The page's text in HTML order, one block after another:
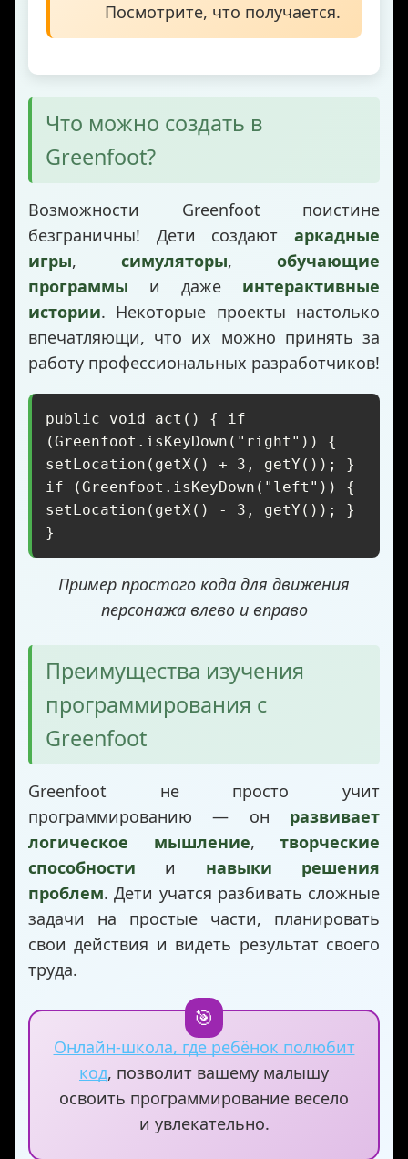
Посмотрите, что получается.
Что можно создать в
Greenfoot?
Возможности Greenfoot поистине
безграничны! Дети создают аркадные
игры, симуляторы, обучающие
программы и даже интерактивные
истории. Некоторые проекты настолько
впечатляющи, что их можно принять за
работу профессиональных разработчиков!
public void act() { if
(Greenfoot.isKeyDown("right")) {
setLocation(getX() + 3, getY()); }
if (Greenfoot.isKeyDown("left")) {
setLocation(getX() - 3, getY()); }
}
Пример простого кода для движения
персонажа влево и вправо
Преимущества изучения
программирования с
Greenfoot
Greenfoot не просто учит
программированию — он развивает
логическое мышление, творческие
способности и навыки решения
проблем. Дети учатся разбивать сложные
задачи на простые части, планировать
свои действия и видеть результат своего
труда.
Онлайн-школа, где ребёнок полюбит
код, позволит вашему малышу
освоить программирование весело
и увлекательно.